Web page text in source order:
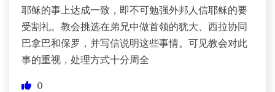
耶稣的事上达成一致，即不可勉强外邦人信耶稣的要
受割礼。教会挑选在弟兄中做首领的犹大、西拉协同
巴拿巴和保罗，并写信说明这些事情。可见教会对此
事的重视，处理方式十分周全
0